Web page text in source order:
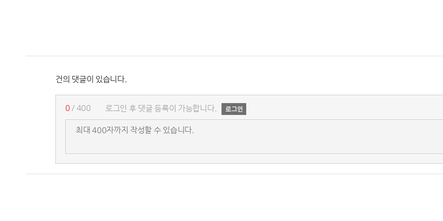
건의 댓글이 있습니다.
로그인 후 댓글 등록이 가능합니다.
0 / 400